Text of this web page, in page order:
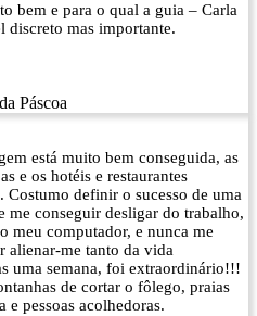
bem e para o qual a guia – Carla
discreto mas importante.
Páscoa
está muito bem conseguida, as
e os hotéis e restaurantes
Costumo definir o sucesso de uma
me conseguir desligar do trabalho,
meu computador, e nunca me
alienar-me tanto da vida
uma semana, foi extraordinário!!!
de cortar o fôlego, praias
e pessoas acolhedoras.